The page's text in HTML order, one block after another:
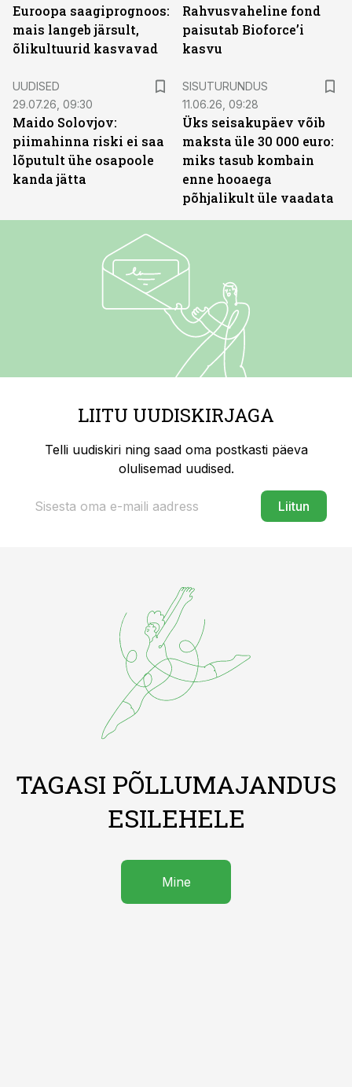
Euroopa saagiprognoos:
mais langeb järsult,
õlikultuurid kasvavad
Rahvusvaheline fond
paisutab Bioforce’i
kasvu
UUDISED
29.07.26, 09:30
Maido Solovjov:
piimahinna riski ei saa
lõputult ühe osapoole
kanda jätta
SISUTURUNDUS
11.06.26, 09:28
Üks seisakupäev võib
maksta üle 30 000 euro:
miks tasub kombain
enne hooaega
põhjalikult üle vaadata
LIITU UUDISKIRJAGA
Telli uudiskiri ning saad oma postkasti päeva
olulisemad uudised.
Liitun
TAGASI PÕLLUMAJANDUS
ESILEHELE
Mine